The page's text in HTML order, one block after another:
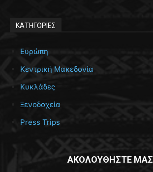
ΚΑΤΗΓΟΡΙΕΣ
Ευρώπη
Κεντρική Μακεδονία
Κυκλάδες
Ξενοδοχεία
Press Trips
ΑΚΟΛΟΥΘΗΣΤΕ ΜΑΣ